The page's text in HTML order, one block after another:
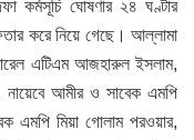
কর্মসূচি ঘোষণার ২৪ ঘণ্টার
করে নিয়ে গেছে। আল্লামা
এটিএম আজহারুল ইসলাম,
নায়েবে আমীর ও সাবেক এমপি
এমপি মিয়া গোলাম পরওয়ার,